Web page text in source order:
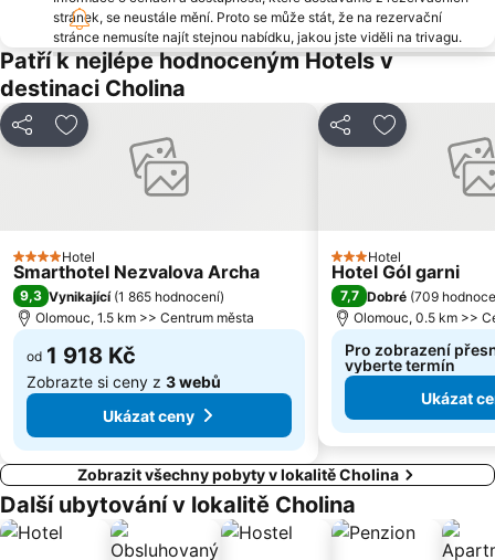
Farma Bolka Polívky
Stará Ves u Rýmařova
Skiareál Kouty
Ski areál Čerťák
Ski areál Klepáčov
Vodní nádrž Kačenec
Ski areál Myšák
Barokní prohlídky mesta Olomouce
Arcidiecézní muzeum
Hrad Sovinec
Hořice (Blansko)
stránek, se neustále mění. Proto se může stát, že na rezervační
stránce nemusíte najít stejnou nabídku, jakou jste viděli na trivagu.
Patří k nejlépe hodnoceným Hotels v
destinaci Cholina
Sdílet Přidat na seznam oblíbených hotelů
4 Počet hvězdiček
Hotel
Smarthotel Nezvalova Archa
9,3 Vynikající (1 865 hodnocení)
Olomouc, 1.5 km >> Centrum města
od 1 918 Kč
Zobrazte si ceny z 3 webů
Ukázat ceny
Sdílet Přidat na
3 Počet hvězdiček
Hotel
Hotel Gól garni
7,7 Dobré (709
Olomouc, 0.5 km >>
Pro zobrazení
vyberte termín
Ukázat
Zobrazit všechny pobyty v lokalitě Cholina
Další ubytování v lokalitě Cholina